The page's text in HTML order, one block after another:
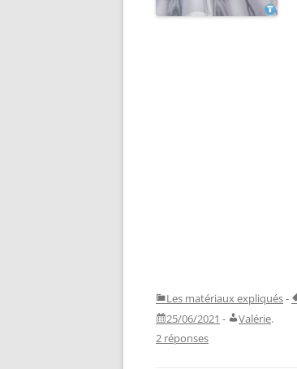
Les matériaux expliqués-
25/06/2021 - Valérie.
2 réponses